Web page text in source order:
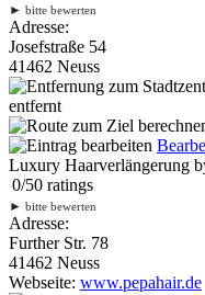
► bitte bewerten
Adresse:
Josefstraße 54
41462 Neuss
entfernt
Luxury Haarverlängerung
0/50 ratings
► bitte bewerten
Adresse:
Further Str. 78
41462 Neuss
Webseite: www.pepahair.de